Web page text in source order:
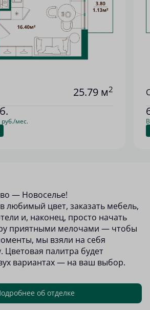
25.79 м2
руб./мес.
— Новоселье!
любимый цвет, заказать мебель,
и, наконец, просто начать
приятными мелочами — чтобы
мы взяли на себя
Цветовая палитра будет
вариантах — на ваш выбор.
об отделке